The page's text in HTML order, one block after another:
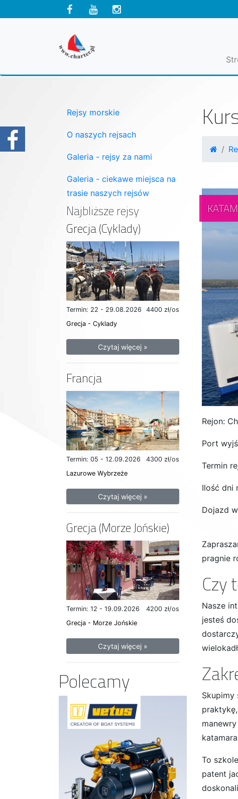
Rejon:
Port
Termin
Ilość dni
Dojazd
pragnie
Czy
Nasze
jesteś
Skupimy
To
patent
Rejsy morskie
O naszych rejsach
Galeria - rejsy za nami
Galeria - ciekawe miejsca na
trasie naszych rejsów
Najbliższe rejsy
Grecja (Cyklady)
Termin: 22 - 29.08.2026
4400 zł/os
Grecja - Cyklady
Czytaj więcej »
Francja
Termin: 05 - 12.09.2026
4300 zł/os
Lazurowe Wybrzeże
Czytaj więcej »
Grecja (Morze Jońskie)
Termin: 12 - 19.09.2026
4200 zł/os
Grecja - Morze Jońskie
Czytaj więcej »
Polecamy